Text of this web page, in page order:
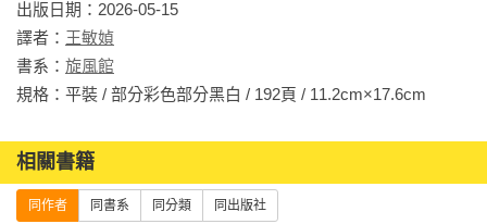
出版日期：2026-05-15
譯者： 王敏媜
書系： 旋風館
相關書籍
同作者 同書系 同分類 同出版社